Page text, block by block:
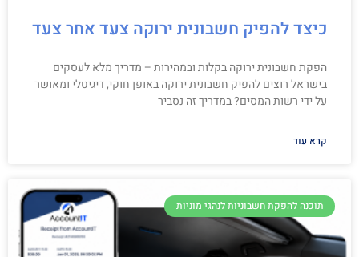
כיצד להפיק חשבונית ירוקה צעד אחר צעד
הפקת חשבונית ירוקה בקלות ובמהירות – מדריך מלא לעסקים
בישראל רוצים להפיק חשבונית ירוקה באופן חוקי, דיגיטלי ומאושר
על ידי רשות המסים? במדריך זה נסביר
קרא עוד
תוכנה להפקת חשבוניות לנהגי מוניות